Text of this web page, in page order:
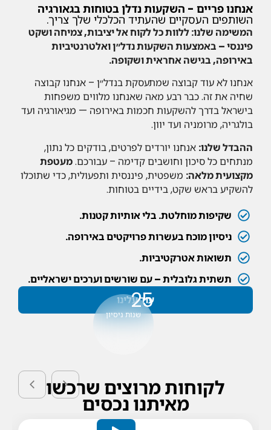
25
שנות ניסיון
אנחנו פריים - השקעות נדלן בטוחות בגאורגיה
השותפים העסקיים שהעתיד הכלכלי שלך צריך.
המשימה שלנו: ללוות כל לקוח אל יציבות, צמיחה ושקט
פיננסי – באמצעות השקעות נדל״ן ואלטרנטיביות
באירופה, בגישה אחראית ושקופה.
אנחנו לא עוד קבוצה שמתעסקת בנדל״ן – אנחנו קבוצה
שחיה את זה. כבר רבע מאה שאנחנו מלווים משפחות
בישראל בדרך להשקעות חכמות באירופה — מגיאורגיה ועד
בולגריה, מרומניה ועד יוון.
ההבדל שלנו: אנחנו יורדים לפרטים, בודקים כל נתון,
מנתחים כל סיכון וחושבים קדימה – עבורכם.מעטפת
מקצועית מלאה: משפטית, פיננסית ותפעולית, כדי שתוכלו
להשקיע בראש שקט, בידיים בטוחות.
שקיפות מוחלטת. בלי אותיות קטנות.
ניסיון מוכח בעשרות פרויקטים באירופה.
תשואות אטרקטיביות.
תשתית גלובלית – עם שורשים וערכים ישראליים.
עוד עלינו
לקוחות מרוצים שרכשו
מאיתנו נכסים